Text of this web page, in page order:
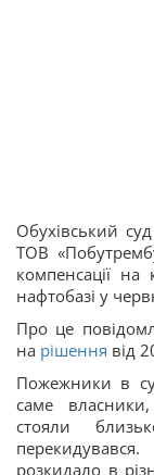
Обухівський
ТОВ
компенсації
нафтобазі у
Про це
на рішення від
Пожежники в
саме
стояли
розкидало в